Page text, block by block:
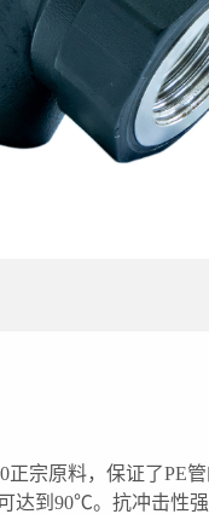
正宗原料，保证了PE
达到90℃。抗冲击性